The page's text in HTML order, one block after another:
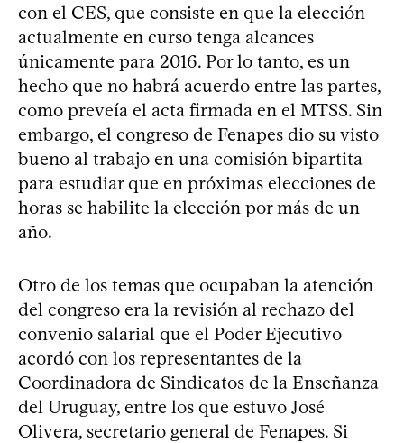
con el CES, que consiste en que la elección
actualmente en curso tenga alcances
únicamente para 2016. Por lo tanto, es un
hecho que no habrá acuerdo entre las partes,
como preveía el acta firmada en el MTSS. Sin
embargo, el congreso de Fenapes dio su visto
bueno al trabajo en una comisión bipartita
para estudiar que en próximas elecciones de
horas se habilite la elección por más de un
año.
Otro de los temas que ocupaban la atención
del congreso era la revisión al rechazo del
convenio salarial que el Poder Ejecutivo
acordó con los representantes de la
Coordinadora de Sindicatos de la Enseñanza
del Uruguay, entre los que estuvo José
Olivera, secretario general de Fenapes. Si